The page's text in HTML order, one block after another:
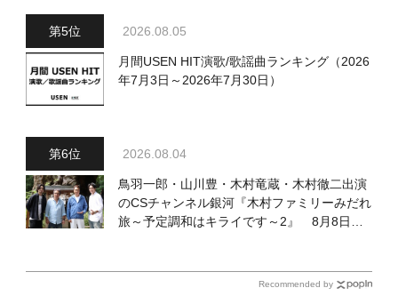
2026.08.05
月間USEN HIT演歌/歌謡曲ランキング（2026
年7月3日～2026年7月30日）
2026.08.04
鳥羽一郎・山川豊・木村竜蔵・木村徹二出演
のCSチャンネル銀河『木村ファミリーみだれ
旅～予定調和はキライです～2』 8月8日
Recommended by